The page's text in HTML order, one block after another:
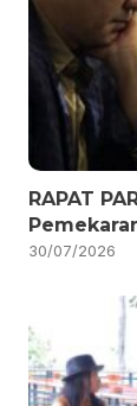
RAPAT
30/07/2026